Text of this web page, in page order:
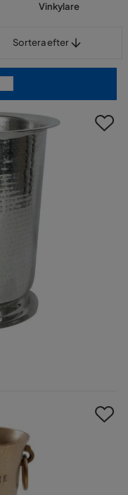
Vinkylare
Sortera efter